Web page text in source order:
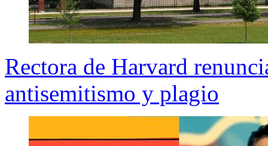
Rectora de Harvard
antisemitismo y plagio